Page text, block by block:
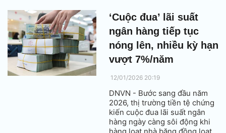
96 tỷ đồng của cùng kỳ năm
ngoái.
‘Cuộc đua’ lãi suất
ngân hàng tiếp tục
nóng lên, nhiều kỳ hạn
vượt 7%/năm
12/01/2026 20:19
DNVN - Bước sang đầu năm
2026, thị trường tiền tệ chứng
kiến cuộc đua lãi suất ngân
hàng ngày càng sôi động khi